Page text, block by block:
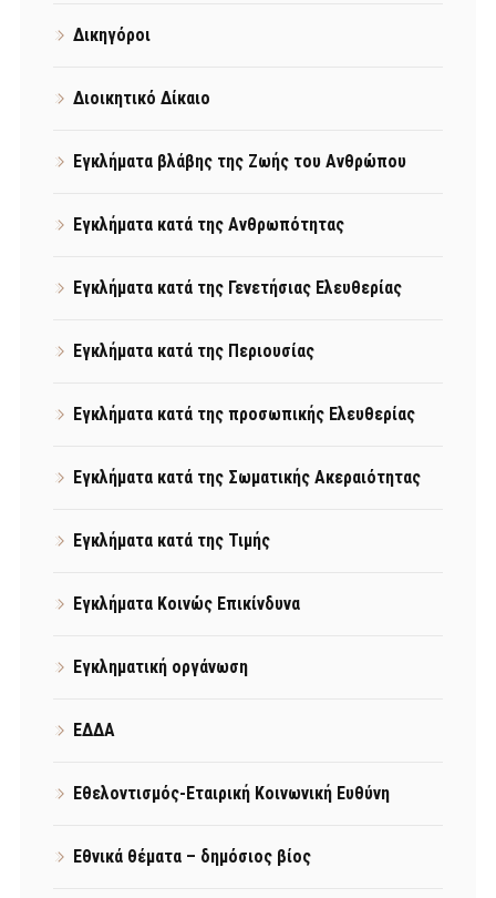
Δικηγόροι
Διοικητικό Δίκαιο
Εγκλήματα βλάβης της Ζωής του Ανθρώπου
Εγκλήματα κατά της Ανθρωπότητας
Εγκλήματα κατά της Γενετήσιας Ελευθερίας
Εγκλήματα κατά της Περιουσίας
Εγκλήματα κατά της προσωπικής Ελευθερίας
Εγκλήματα κατά της Σωματικής Ακεραιότητας
Εγκλήματα κατά της Τιμής
Εγκλήματα Κοινώς Επικίνδυνα
Εγκληματική οργάνωση
ΕΔΔΑ
Εθελοντισμός-Εταιρική Κοινωνική Ευθύνη
Εθνικά θέματα – δημόσιος βίος